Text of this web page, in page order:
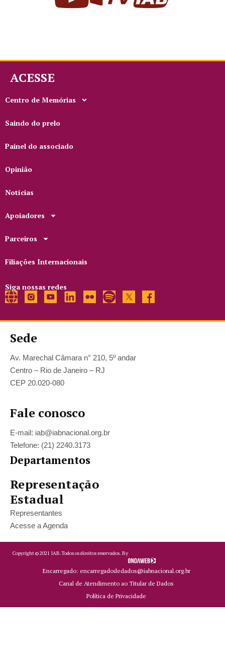
ACESSE
Centro de Memórias
Saindo do prelo
Painel do associado
Opinião
Notícias
Apoiadores
Parceiros
Filiações Internacionais
Siga nossas redes
Sede
Av. Marechal Câmara n° 210, 5º andar
Centro – Rio de Janeiro – RJ
CEP 20.020-080
Fale conosco
E-mail: iab@iabnacional.org.br
Telefone: (21) 2240.3173
Departamentos
Representação
Estadual
Representantes
Acesse a Agenda
Copyright ©2021 IAB.Todos os direitos reservados. By
Encarregado: encarregadodedados@iabnacional.org.br
Canal de Atendimento ao Titular de Dados
Política de Privacidade